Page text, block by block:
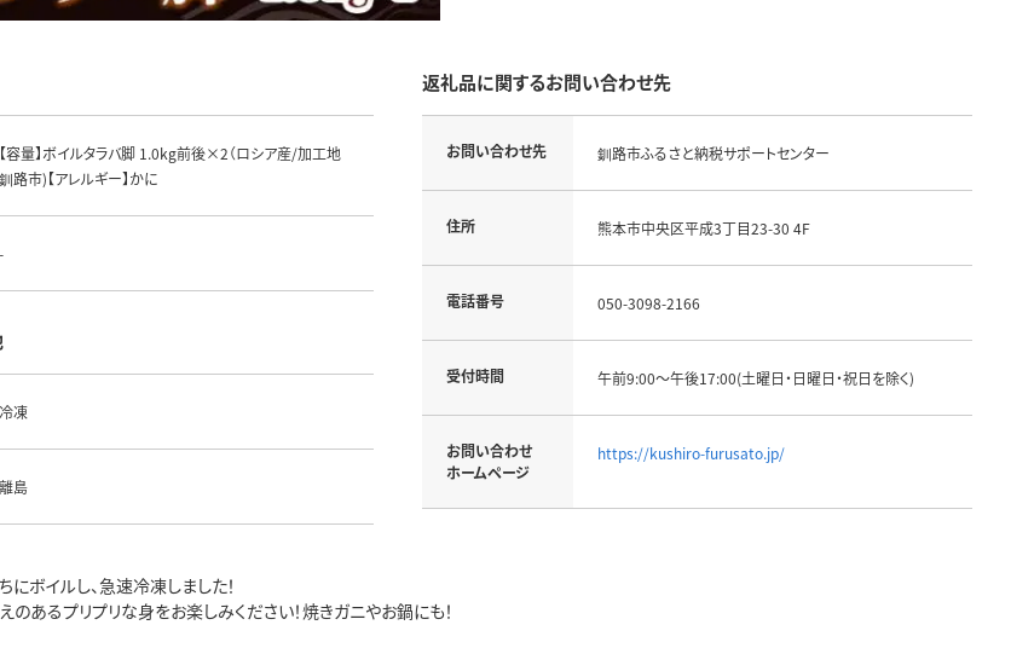
【容量】ボイルタラバ脚 1.0kg前後×2（ロシア産/加工地
釧路市)【アレルギー】かに
-
冷凍
離島
返礼品に関するお問い合わせ先
お問い合わせ先 釧路市ふるさと納税サポートセンター
住所 熊本市中央区平成3丁目23-30 4F
電話番号 050-3098-2166
受付時間 午前9:00～午後17:00(土曜日・日曜日・祝日を除く)
お問い合わせ
ホームページ
https://kushiro-furusato.jp/
ボイルし、急速冷凍しました！
あるプリプリな身をお楽しみください！焼きガニやお鍋にも！